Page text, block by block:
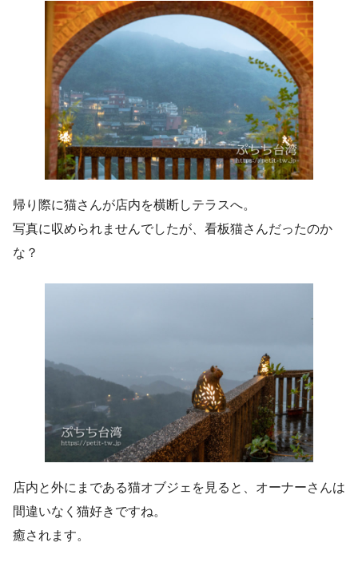
帰り際に猫さんが店内を横断しテラスへ。
写真に収められませんでしたが、看板猫さんだったのか
な？
店内と外にまである猫オブジェを見ると、オーナーさんは
間違いなく猫好きですね。
癒されます。